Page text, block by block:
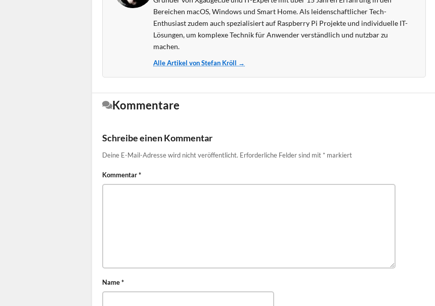
Bereichen macOS, Windows und Smart Home. Als leidenschaftlicher Tech-
Enthusiast zudem auch spezialisiert auf Raspberry Pi Projekte und individuelle IT-
Lösungen, um komplexe Technik für Anwender verständlich und nutzbar zu
machen.
Alle Artikel von Stefan Kröll →
Kommentare
Schreibe einen Kommentar
Deine E-Mail-Adresse wird nicht veröffentlicht. Erforderliche Felder sind mit * markiert
Kommentar*
Name*